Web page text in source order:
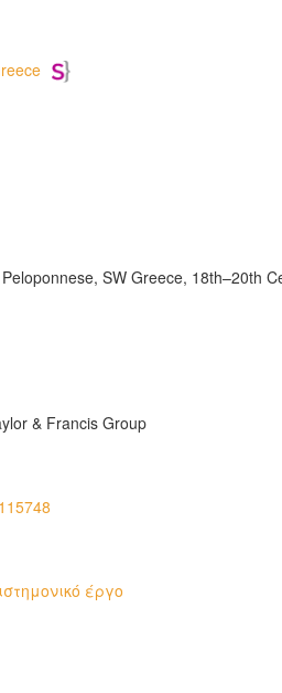
SW Greece, 18th–20th
& Francis Group
έργο